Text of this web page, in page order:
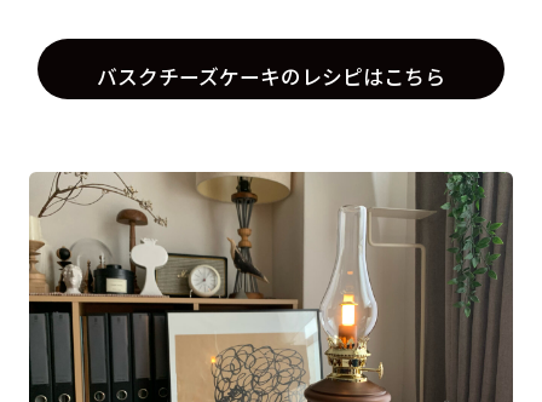
バスクチーズケーキのレシピはこちら